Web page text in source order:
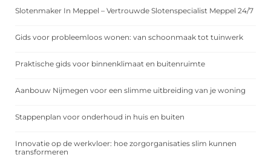
Slotenmaker In Meppel – Vertrouwde Slotenspecialist Meppel 24/7
Gids voor probleemloos wonen: van schoonmaak tot tuinwerk
Praktische gids voor binnenklimaat en buitenruimte
Aanbouw Nijmegen voor een slimme uitbreiding van je woning
Stappenplan voor onderhoud in huis en buiten
Innovatie op de werkvloer: hoe zorgorganisaties slim kunnen
transformeren